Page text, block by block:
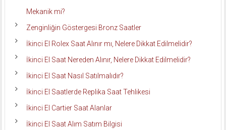
Mekanik mi?
Zenginliğin Göstergesi Bronz Saatler
İkinci El Rolex Saat Alınır mı, Nelere Dikkat Edilmelidir?
İkinci El Saat Nereden Alınır, Nelere Dikkat Edilmelidir?
İkinci El Saat Nasıl Satılmalıdır?
İkinci El Saatlerde Replika Saat Tehlikesi
İkinci El Cartier Saat Alanlar
İkinci El Saat Alım Satım Bilgisi